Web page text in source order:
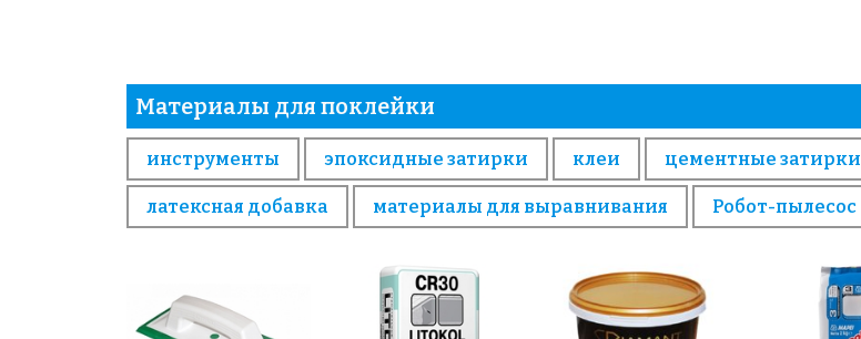
Материалы для поклейки
инструменты эпоксидные затирки клеи цементные затирки
латексная добавка материалы для выравнивания Робот-пылесос